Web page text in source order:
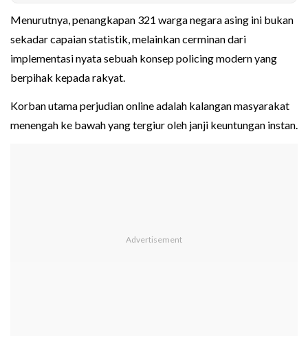
Menurutnya, penangkapan 321 warga negara asing ini bukan
sekadar capaian statistik, melainkan cerminan dari
implementasi nyata sebuah konsep policing modern yang
berpihak kepada rakyat.
Korban utama perjudian online adalah kalangan masyarakat
menengah ke bawah yang tergiur oleh janji keuntungan instan.